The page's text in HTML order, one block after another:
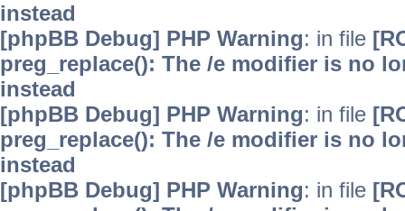
instead
[phpBB Debug] PHP Warning: in file
preg_replace(): The /e modifier is no
instead
[phpBB Debug] PHP Warning: in file
preg_replace(): The /e modifier is no
instead
[phpBB Debug] PHP Warning: in file